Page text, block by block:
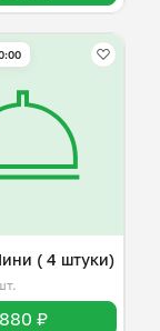
( 4 штуки)
880 ₽